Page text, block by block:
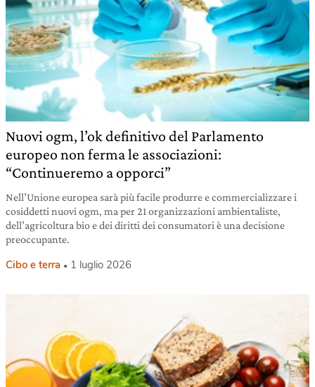
Nuovi ogm, l’ok definitivo del Parlamento
europeo non ferma le associazioni:
“Continueremo a opporci”
Nell’Unione europea sarà più facile produrre e commercializzare i
cosiddetti nuovi ogm, ma per 21 organizzazioni ambientaliste,
dell’agricoltura bio e dei diritti dei consumatori è una decisione
preoccupante.
Cibo e terra 1 luglio 2026